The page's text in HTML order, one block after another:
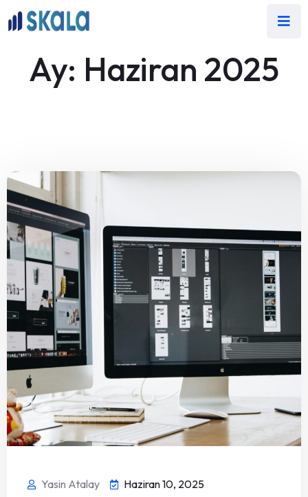
Ay: Haziran 2025
Yasin Atalay
Haziran 10, 2025